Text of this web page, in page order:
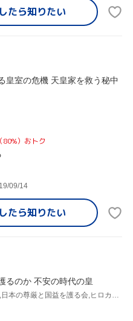
たら知りたい
皇室の危機 天皇家を救う秘中
）おトク
09/14
たら知りたい
るのか 不安の時代の皇
青山繁晴,新田均,日本の尊厳と国益を護る会,ヒロカネプロダクション